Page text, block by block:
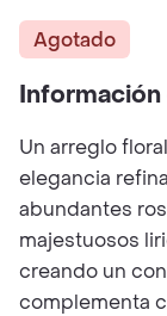
Agotado
Un arreglo
elegancia
abundantes
majestuosos
creando un
complementa